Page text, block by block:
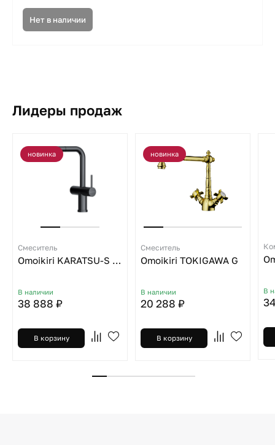
Нет в наличии
Лидеры продаж
новинка
Смеситель
Omoikiri KARATSU-S GM
В наличии
38 888 ₽
В корзину
новинка
Смеситель
Omoikiri TOKIGAWA G
В наличии
20 288 ₽
В корзину
В